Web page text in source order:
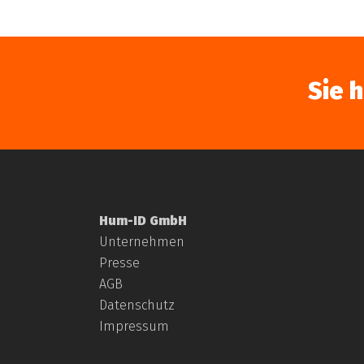
Sie
Hum-ID GmbH
Unternehmen
Presse
AGB
Datenschutz
Impressum